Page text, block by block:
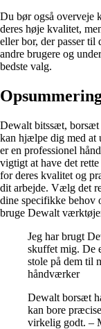
Du bør også overveje
deres høje kvalitet,
eller bor, der passer
andre brugere og
bedste valg.
Dewalt bitssæt, borsæt
kan hjælpe dig med at
er en professionel
vigtigt at have det
for deres kvalitet og
dit arbejde. Vælg det
dine specifikke behov
bruge Dewalt
Jeg har brugt
skuffet mig. De
stole på dem til
håndværker
Dewalt borsæt
kan bore
virkelig godt. –